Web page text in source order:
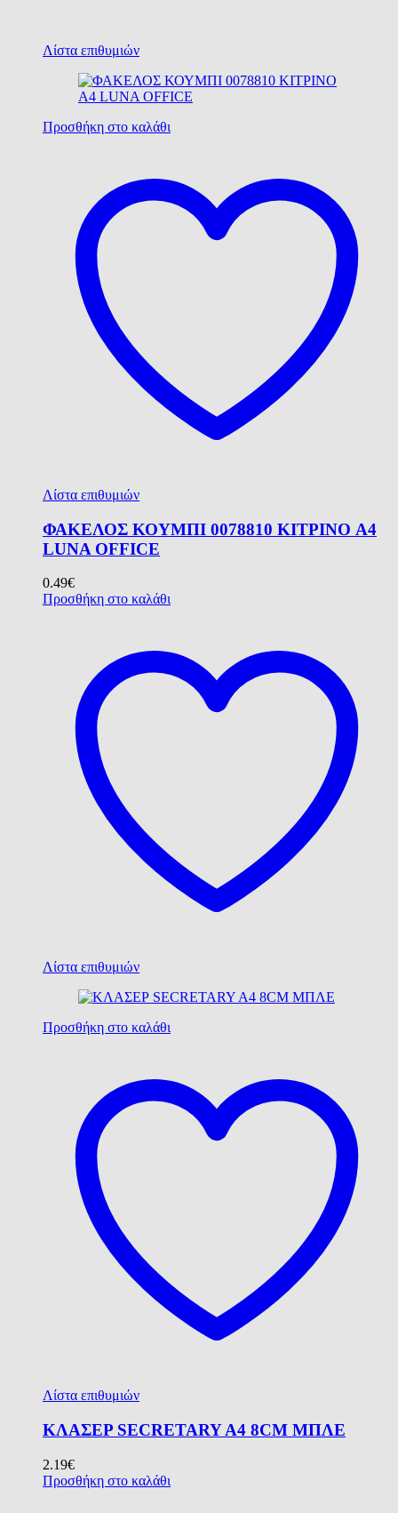
Λίστα επιθυμιών
Προσθήκη στο καλάθι
Λίστα επιθυμιών
ΦΑΚΕΛΟΣ ΚΟΥΜΠΙ 0078810 ΚΙΤΡΙΝΟ A4
LUNA OFFICE
0.49€
Προσθήκη στο καλάθι
Λίστα επιθυμιών
Προσθήκη στο καλάθι
Λίστα επιθυμιών
ΚΛΑΣΕΡ SECRETARY A4 8CM ΜΠΛΕ
2.19€
Προσθήκη στο καλάθι